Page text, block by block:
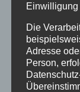
Info
Termine
Archiv
April 2023
Einwilligung
Die
Adresse
Person,